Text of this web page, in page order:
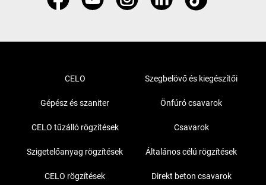
CELO Szegbelövő és kiegészítői
Gépész és szaniter Önfúró csavarok
CELO tűzálló rögzítések Csavarok
Szigetelőanyag rögzítések Általános célú rögzítések
CELO rögzítések Direkt beton csavarok